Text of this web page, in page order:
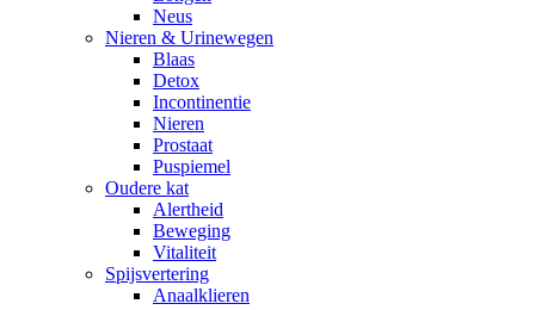
Neus
Nieren & Urinewegen
Blaas
Detox
Incontinentie
Nieren
Prostaat
Puspiemel
Oudere kat
Alertheid
Beweging
Vitaliteit
Spijsvertering
Anaalklieren